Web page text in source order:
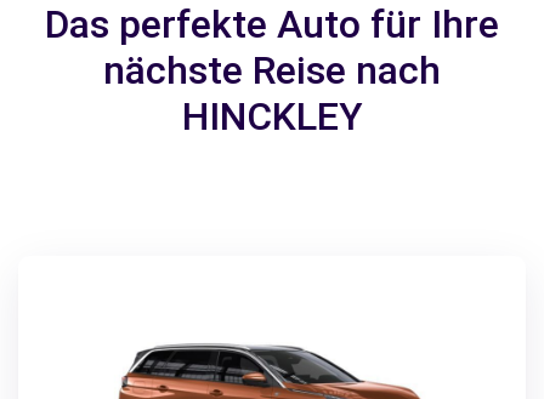
Das perfekte Auto für Ihre
nächste Reise nach
HINCKLEY